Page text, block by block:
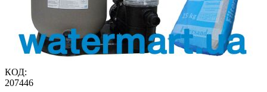
КОД:
207446